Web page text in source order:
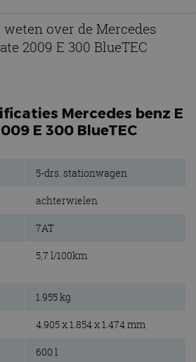
over de Mercedes
2009 E 300 BlueTEC
Mercedes benz E
E 300 BlueTEC
5-drs. stationwagen
achterwielen
7AT
5,7 l/100km
1.955 kg
4.905 x 1.854 x 1.474 mm
600 l